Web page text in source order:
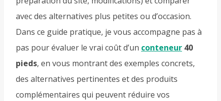
avec des alternatives plus petites ou d’occasion.
Dans ce guide pratique, je vous accompagne pas à
pas pour évaluer le vrai coût d’un conteneur 40
pieds, en vous montrant des exemples concrets,
des alternatives pertinentes et des produits
complémentaires qui peuvent réduire vos